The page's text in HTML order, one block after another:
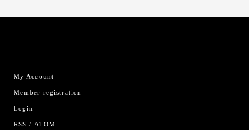
My Account
Member registration
Login
RSS / ATOM